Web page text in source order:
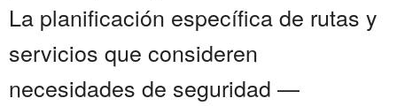
La planificación específica de rutas y
servicios que consideren
necesidades de seguridad —